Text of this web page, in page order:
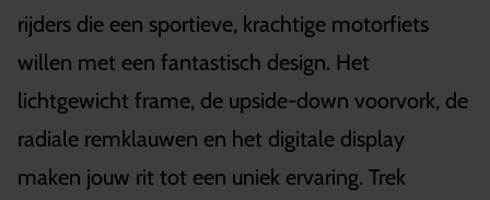
rijders die een sportieve, krachtige motorfiets
willen met een fantastisch design. Het
lichtgewicht frame, de upside-down voorvork, de
radiale remklauwen en het digitale display
maken jouw rit tot een uniek ervaring. Trek